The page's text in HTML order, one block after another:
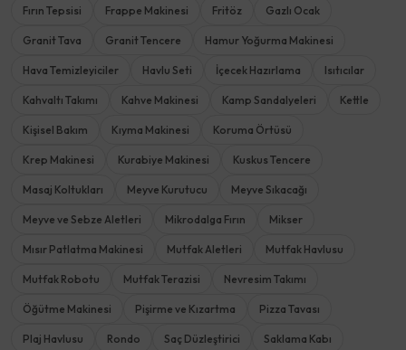
Fırın Tepsisi Frappe Makinesi Fritöz Gazlı Ocak
Granit Tava Granit Tencere Hamur Yoğurma Makinesi
Hava Temizleyiciler Havlu Seti İçecek Hazırlama Isıtıcılar
Kahvaltı Takımı Kahve Makinesi Kamp Sandalyeleri Kettle
Kişisel Bakım Kıyma Makinesi Koruma Örtüsü
Krep Makinesi Kurabiye Makinesi Kuskus Tencere
Masaj Koltukları Meyve Kurutucu Meyve Sıkacağı
Meyve ve Sebze Aletleri Mikrodalga Fırın Mikser
Mısır Patlatma Makinesi Mutfak Aletleri Mutfak Havlusu
Mutfak Robotu Mutfak Terazisi Nevresim Takımı
Öğütme Makinesi Pişirme ve Kızartma Pizza Tavası
Plaj Havlusu Rondo Saç Düzleştirici Saklama Kabı